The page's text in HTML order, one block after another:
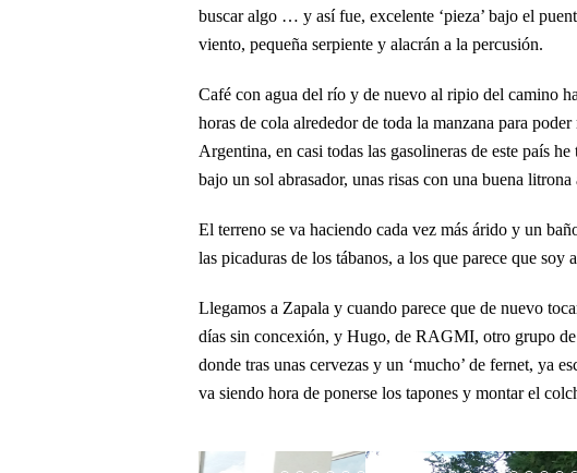
buscar algo … y así fue, excelente ‘pieza’ bajo el
viento, pequeña serpiente y alacrán a la percusión.
Café con agua del río y de nuevo al ripio del camino
horas de cola alrededor de toda la manzana para
Argentina, en casi todas las gasolineras de este país
bajo un sol abrasador, unas risas con una buena litrona
El terreno se va haciendo cada vez más árido y un
las picaduras de los tábanos, a los que parece que
Llegamos a Zapala y cuando parece que de nuevo
días sin concexión, y Hugo, de RAGMI, otro grupo
donde tras unas cervezas y un ‘mucho’ de fernet, ya
va siendo hora de ponerse los tapones y montar el